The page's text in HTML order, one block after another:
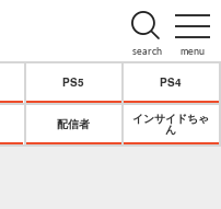
menu
search
PS5 PS4
配信者
インサイドちゃ
ん